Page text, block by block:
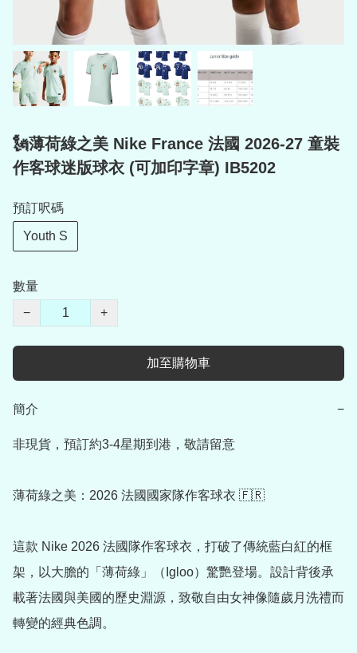
🗽薄荷綠之美 Nike France 法國 2026-27 童裝
作客球迷版球衣 (可加印字章) IB5202
預訂呎碼
Youth S
數量
−
+
加至購物車
簡介 −
非現貨，預訂約3-4星期到港，敬請留意
薄荷綠之美：2026 法國國家隊作客球衣 🇫🇷
這款 Nike 2026 法國隊作客球衣，打破了傳統藍白紅的框
架，以大膽的「薄荷綠」（Igloo）驚艷登場。設計背後承
載著法國與美國的歷史淵源，致敬自由女神像隨歲月洗禮而
轉變的經典色調。